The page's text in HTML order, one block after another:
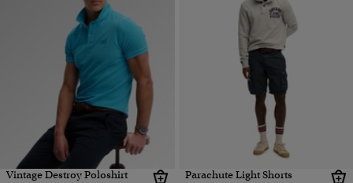
Vintage Destroy Poloshirt Parachute Light Shorts